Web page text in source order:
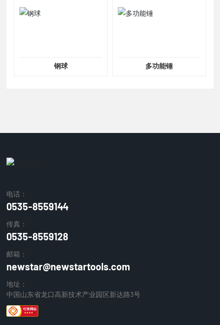
钢球 多功能锤
电话：
0535-8559144
传真：
0535-8559128
邮箱：
newstar@newstartools.com
地址：
中国山东省龙口高新技术产业园区新达路3号